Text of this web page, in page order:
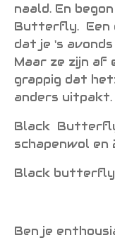
naald. En
Butterfly. Een
dat je 's
Maar ze zijn af
grappig dat
anders uitpakt.
Black Butterfly
schapenwol en
Black
Ben je